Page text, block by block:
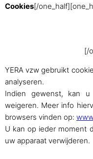
Met trots
Cookies[/
[/
YERA vzw gebruikt
analyseren.
Indien gewenst, kan u
weigeren. Meer info
browsers vinden op:
U kan op ieder moment
uw apparaat verwijderen.